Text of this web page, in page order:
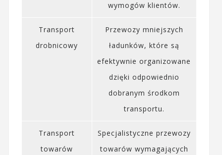
wymogów klientów.
Transport
drobnicowy
Przewozy mniejszych
ładunków, które są
efektywnie organizowane
dzięki odpowiednio
dobranym środkom
transportu.
Transport
towarów
Specjalistyczne przewozy
towarów wymagających